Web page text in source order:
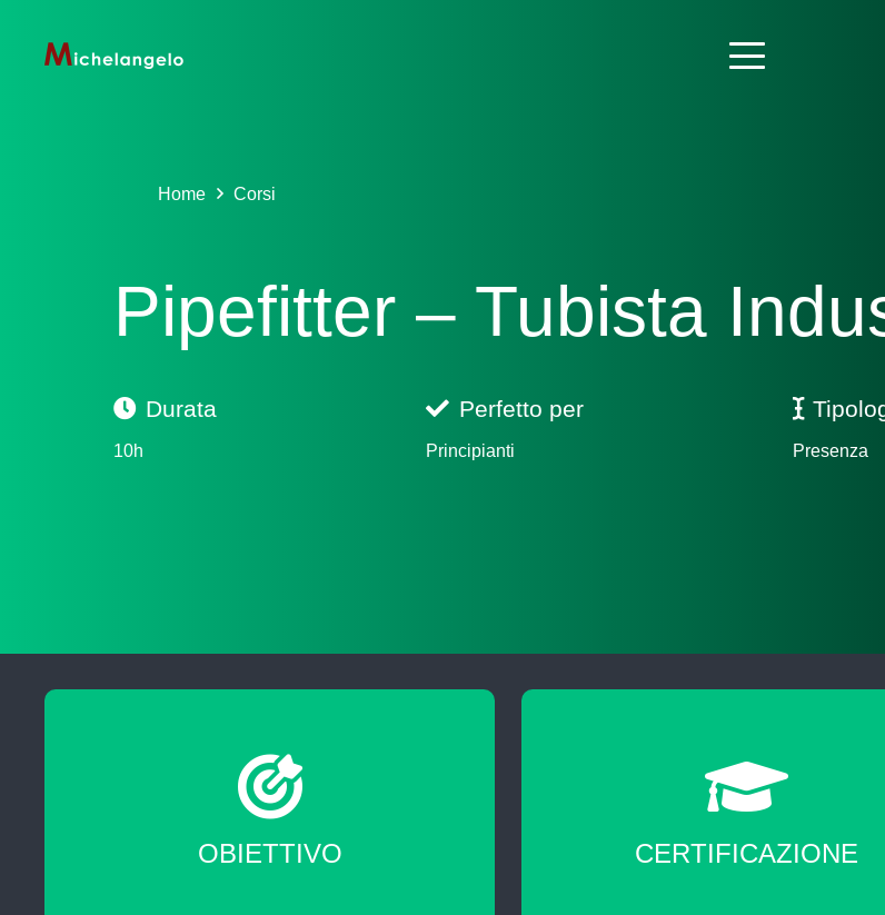
Home Corsi
Pipefitter – Tubista
Durata
10h
Perfetto per
Principianti Presenza
OBIETTIVO
Migliorare le tue skill professionali
CERTIFICAZIONE
Certificazione di fine corso.